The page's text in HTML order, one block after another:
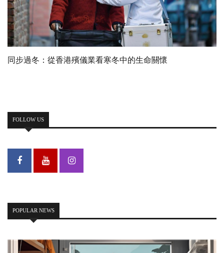
同步過冬：從香港殯儀業看寒冬中的生命關懷
FOLLOW US
POPULAR NEWS